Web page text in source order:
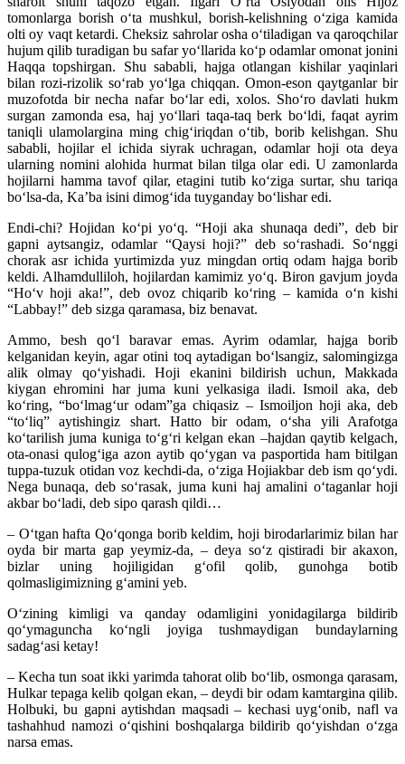
tomonlarga borish o‘ta mushkul, borish-kelishning o‘ziga kamida
olti oy vaqt ketardi. Cheksiz sahrolar osha o‘tiladigan va qaroqchilar
hujum qilib turadigan bu safar yo‘llarida ko‘p odamlar omonat jonini
Haqqa topshirgan. Shu sababli, hajga otlangan kishilar yaqinlari
bilan rozi-rizolik so‘rab yo‘lga chiqqan. Omon-eson qaytganlar bir
muzofotda bir necha nafar bo‘lar edi, xolos. Sho‘ro davlati hukm
surgan zamonda esa, haj yo‘llari taqa-taq berk bo‘ldi, faqat ayrim
taniqli ulamolargina ming chig‘iriqdan o‘tib, borib kelishgan. Shu
sababli, hojilar el ichida siyrak uchragan, odamlar hoji ota deya
ularning nomini alohida hurmat bilan tilga olar edi. U zamonlarda
hojilarni hamma tavof qilar, etagini tutib ko‘ziga surtar, shu tariqa
bo‘lsa-da, Ka’ba isini dimog‘ida tuyganday bo‘lishar edi.
Endi-chi? Hojidan ko‘pi yo‘q. “Hoji aka shunaqa dedi”, deb bir
gapni aytsangiz, odamlar “Qaysi hoji?” deb so‘rashadi. So‘nggi
chorak asr ichida yurtimizda yuz mingdan ortiq odam hajga borib
keldi. Alhamdulliloh, hojilardan kamimiz yo‘q. Biron gavjum joyda
“Ho‘v hoji aka!”, deb ovoz chiqarib ko‘ring – kamida o‘n kishi
“Labbay!” deb sizga qaramasa, biz benavat.
Ammo, besh qo‘l baravar emas. Ayrim odamlar, hajga borib
kelganidan keyin, agar otini toq aytadigan bo‘lsangiz, salomingizga
alik olmay qo‘yishadi. Hoji ekanini bildirish uchun, Makkada
kiygan ehromini har juma kuni yelkasiga iladi. Ismoil aka, deb
ko‘ring, “bo‘lmag‘ur odam”ga chiqasiz – Ismoiljon hoji aka, deb
“to‘liq” aytishingiz shart. Hatto bir odam, o‘sha yili Arafotga
ko‘tarilish juma kuniga to‘g‘ri kelgan ekan –hajdan qaytib kelgach,
ota-onasi qulog‘iga azon aytib qo‘ygan va pasportida ham bitilgan
tuppa-tuzuk otidan voz kechdi-da, o‘ziga Hojiakbar deb ism qo‘ydi.
Nega bunaqa, deb so‘rasak, juma kuni haj amalini o‘taganlar hoji
akbar bo‘ladi, deb sipo qarash qildi…
– O‘tgan hafta Qo‘qonga borib keldim, hoji birodarlarimiz bilan har
oyda bir marta gap yeymiz-da, – deya so‘z qistiradi bir akaxon,
bizlar uning hojiligidan g‘ofil qolib, gunohga botib
qolmasligimizning g‘amini yeb.
O‘zining kimligi va qanday odamligini yonidagilarga bildirib
qo‘ymaguncha ko‘ngli joyiga tushmaydigan bundaylarning
sadag‘asi ketay!
– Kecha tun soat ikki yarimda tahorat olib bo‘lib, osmonga qarasam,
Hulkar tepaga kelib qolgan ekan, – deydi bir odam kamtargina qilib.
Holbuki, bu gapni aytishdan maqsadi – kechasi uyg‘onib, nafl va
tashahhud namozi o‘qishini boshqalarga bildirib qo‘yishdan o‘zga
narsa emas.